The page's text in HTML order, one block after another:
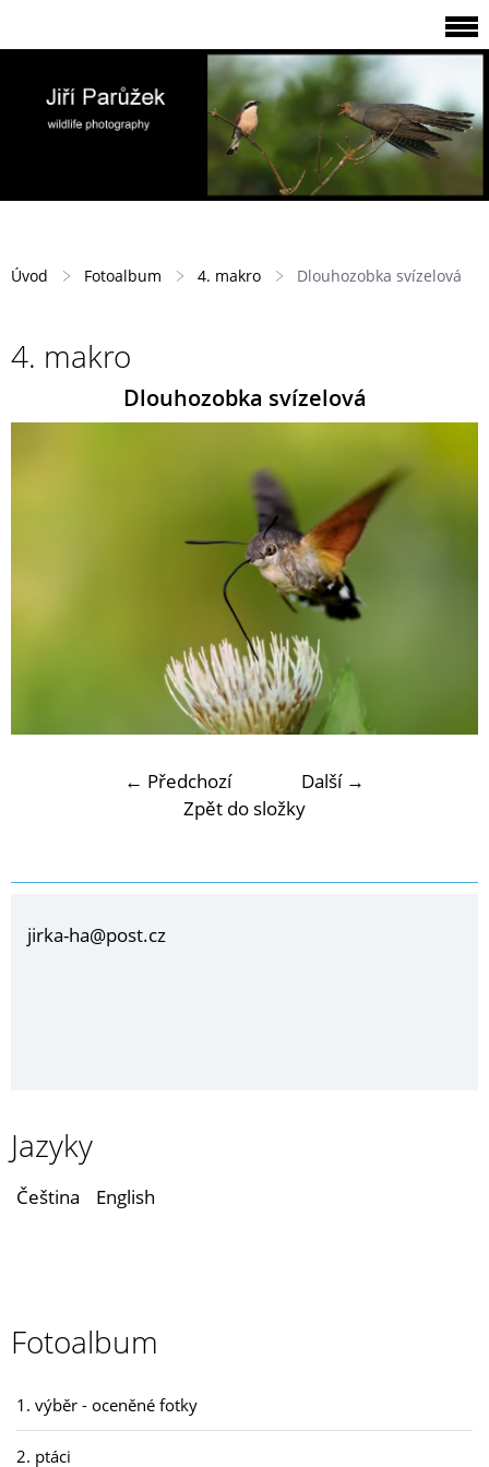
Úvod Fotoalbum 4. makro Dlouhozobka svízelová
4. makro
Dlouhozobka svízelová
← Předchozí
Další →
Zpět do složky
jirka-ha@post.cz
Jazyky
Čeština English
Fotoalbum
1. výběr - oceněné fotky
2. ptáci